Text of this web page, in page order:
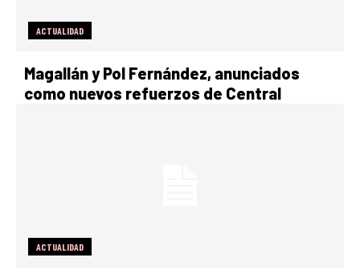
ACTUALIDAD
Magallán y Pol Fernández, anunciados
como nuevos refuerzos de Central
ACTUALIDAD